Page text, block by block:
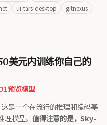
ui-tars-desktop gitnexus
美元内训练你自己的
预览模型
是一个在流行的推理和编码基
模型。 值得注意的是，Sky-